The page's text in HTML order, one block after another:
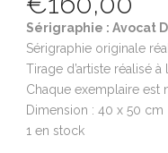
Sérigraphie : Avocat
Sérigraphie originale
Tirage d’artiste réalisé
Chaque exemplaire est
Dimension : 40 x 50 cm
1 en stock